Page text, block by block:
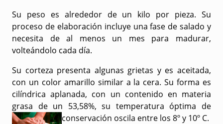
Su peso es alrededor de un kilo por pieza. Su
proceso de elaboración incluye una fase de salado y
necesita de al menos un mes para madurar,
volteándolo cada día.
Su corteza presenta algunas grietas y es aceitada,
con un color amarillo similar a la cera. Su forma es
cilíndrica aplanada, con un contenido en materia
grasa de un 53,58%, su temperatura óptima de
conservación oscila entre los 8º y 10º C.